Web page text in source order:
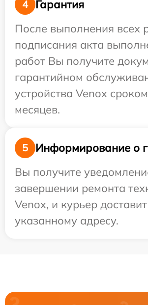
4
Гарантия
После выполнения всех
подписания акта
работ Вы получите
гарантийном
устройства Venox
месяцев.
5
Информирование о
Вы получите
завершении ремонта
Venox, и курьер
указанному адресу.